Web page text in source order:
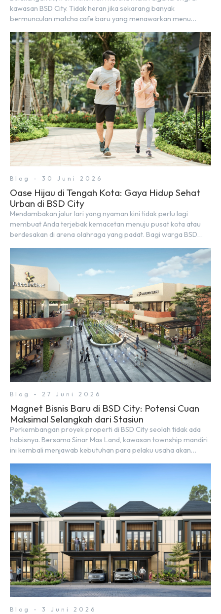
kawasan BSD City. Tidak heran jika sekarang banyak
bermunculan matcha cafe baru yang menawarkan menu
nyaman, baik untuk produktif bekerja (WFC) maupun sekadar
bersantai bersama orang terdekat. Kabar baiknya, deretan
kafe hits ini tersebar di lokasi-lokasi strategis yang sangat […]
Blog - 30 Juni 2026
Oase Hijau di Tengah Kota: Gaya Hidup Sehat
Urban di BSD City
Mendambakan jalur lari yang nyaman kini tidak perlu lagi
membuat Anda terjebak kemacetan menuju pusat kota atau
berdesakan di arena olahraga yang padat. Bagi warga BSD
sekitar yang rindang, estetik, dan menenangkan. Sebagai
kawasan township terpadu, BSD City terus bertransformasi
menjadi area hunian modern yang sangat mendukung […]
Blog - 27 Juni 2026
Magnet Bisnis Baru di BSD City: Potensi Cuan
Maksimal Selangkah dari Stasiun
Perkembangan proyek properti di BSD City seolah tidak ada
habisnya. Bersama Sinar Mas Land, kawasan township mandiri
ini kembali menjawab kebutuhan para pelaku usaha akan
keunggulan geografis yang sangat strategis. Letaknya
menempel langsung dengan dua pusat pergerakan massa […]
Blog - 3 Juni 2026